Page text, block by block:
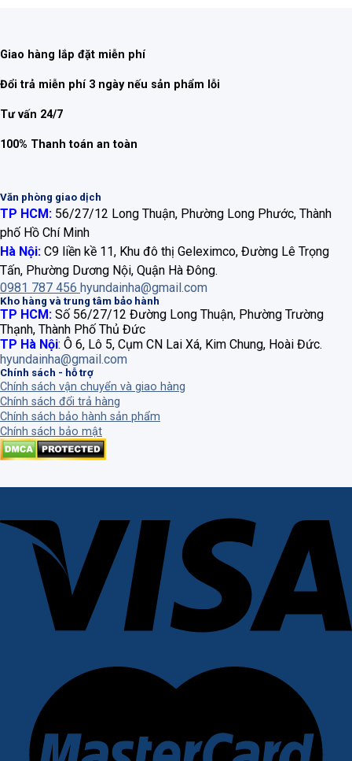
Giao hàng lắp đặt miễn phí
Đổi trả miễn phí 3 ngày nếu sản phẩm lỗi
Tư vấn 24/7
100% Thanh toán an toàn
Văn phòng giao dịch
TP HCM: 56/27/12 Long Thuận, Phường Long Phước, Thành
phố Hồ Chí Minh
Hà Nội: C9 liền kề 11, Khu đô thị Geleximco, Đường Lê Trọng
Tấn, Phường Dương Nội, Quận Hà Đông.
0981 787 456 hyundainha@gmail.com
Kho hàng và trung tâm bảo hành
TP HCM: Số 56/27/12 Đường Long Thuận, Phường Trường
Thạnh, Thành Phố Thủ Đức
TP Hà Nội: Ô 6, Lô 5, Cụm CN Lai Xá, Kim Chung, Hoài Đức.
hyundainha@gmail.com
Chính sách - hỗ trợ
Chính sách vận chuyển và giao hàng
Chính sách đổi trả hàng
Chính sách bảo hành sản phẩm
Chính sách bảo mật